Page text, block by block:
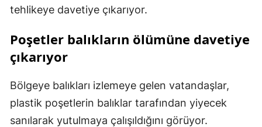
tehlikeye davetiye çıkarıyor.
Poşetler balıkların ölümüne davetiye
çıkarıyor
Bölgeye balıkları izlemeye gelen vatandaşlar,
plastik poşetlerin balıklar tarafından yiyecek
sanılarak yutulmaya çalışıldığını görüyor.